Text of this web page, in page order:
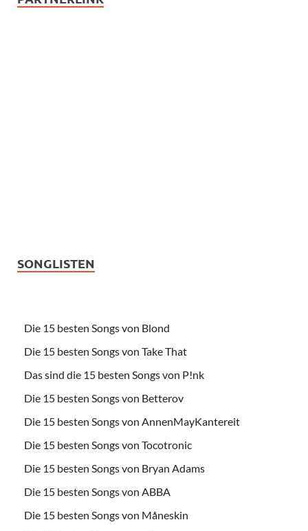
SONGLISTEN
Die 15 besten Songs von Blond
Die 15 besten Songs von Take That
Das sind die 15 besten Songs von P!nk
Die 15 besten Songs von Betterov
Die 15 besten Songs von AnnenMayKantereit
Die 15 besten Songs von Tocotronic
Die 15 besten Songs von Bryan Adams
Die 15 besten Songs von ABBA
Die 15 besten Songs von Måneskin